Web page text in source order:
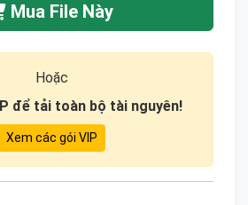
Mua File Này
Hoặc
để tải toàn bộ tài nguyên!
Xem các gói VIP